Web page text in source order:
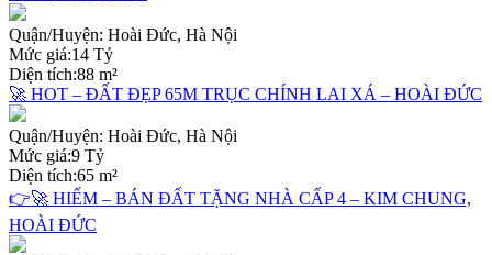
Quận/Huyện: Hoài Đức, Hà Nội
Mức giá:14 Tỷ
Diện tích:88 m²
🚀 HOT – ĐẤT ĐẸP 65M TRỤC CHÍNH LAI XÁ – HOÀI ĐỨC
Quận/Huyện: Hoài Đức, Hà Nội
Mức giá:9 Tỷ
Diện tích:65 m²
👉🚀 HIẾM – BÁN ĐẤT TẶNG NHÀ CẤP 4 – KIM CHUNG,
HOÀI ĐỨC